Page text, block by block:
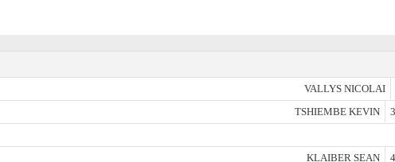
VALLYS NICOLAI
TSHIEMBE KEVIN
KLAIBER SEAN